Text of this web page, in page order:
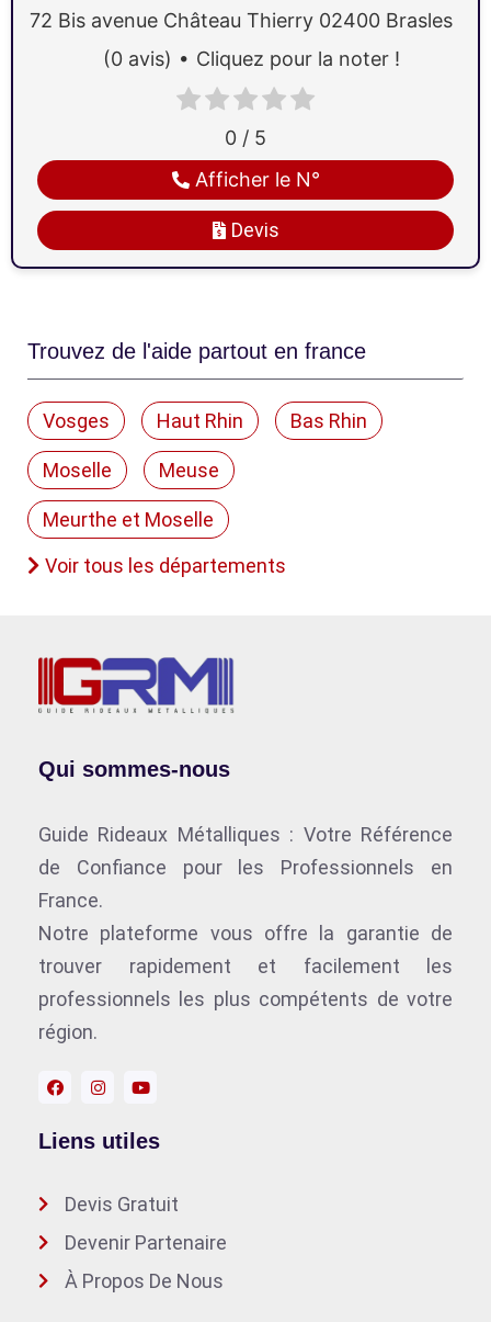
72 Bis avenue Château Thierry 02400 Brasles
Devis
Afficher le N°
0 / 5
(0 avis) Cliquez pour la noter !
Trouvez de l'aide partout en france
Vosges Haut Rhin Bas Rhin
Moselle Meuse
Meurthe et Moselle
Voir tous les départements
Qui sommes-nous
Guide Rideaux Métalliques : Votre Référence
de Confiance pour les Professionnels en
France.
Notre plateforme vous offre la garantie de
trouver rapidement et facilement les
professionnels les plus compétents de votre
région.
Liens utiles
Devis Gratuit
Devenir Partenaire
À Propos De Nous